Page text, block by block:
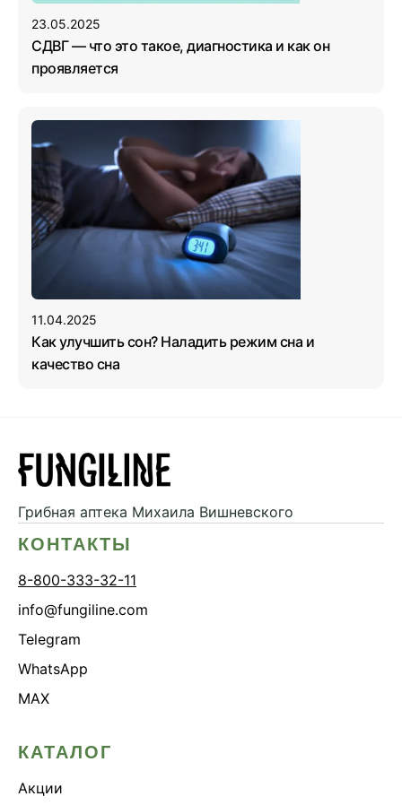
23.05.2025
СДВГ — что это такое, диагностика и как он
проявляется
11.04.2025
Как улучшить сон? Наладить режим сна и
качество сна
Грибная аптека Михаила Вишневского
КОНТАКТЫ
8-800-333-32-11
info@fungiline.com
Telegram
WhatsApp
MAX
КАТАЛОГ
Акции